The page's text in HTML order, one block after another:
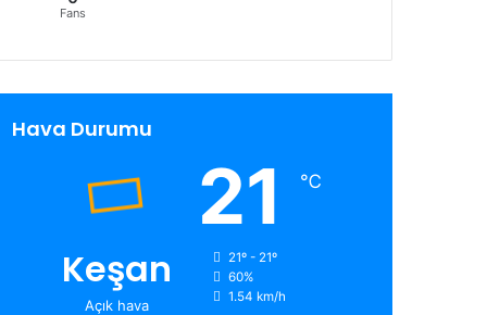
Fans
Hava Durumu
Keşan
Açık hava
21 ℃
21º - 21º
60%
1.54 km/h